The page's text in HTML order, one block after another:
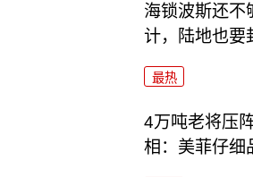
海锁波斯还不
计，陆地也要
最热
4万吨老将压
相：美菲仔细